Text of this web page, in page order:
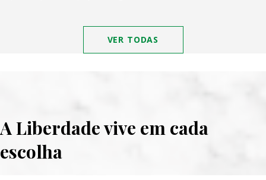
VER TODAS
A Liberdade vive em cada
escolha